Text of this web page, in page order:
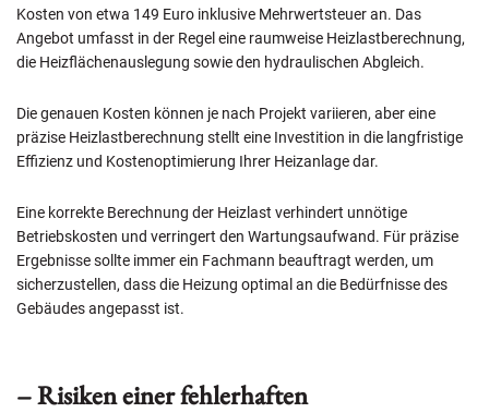
Kosten von etwa 149 Euro inklusive Mehrwertsteuer an. Das
Angebot umfasst in der Regel eine raumweise Heizlastberechnung,
die Heizflächenauslegung sowie den hydraulischen Abgleich.
Die genauen Kosten können je nach Projekt variieren, aber eine
präzise Heizlastberechnung stellt eine Investition in die langfristige
Effizienz und Kostenoptimierung Ihrer Heizanlage dar.
Eine korrekte Berechnung der Heizlast verhindert unnötige
Betriebskosten und verringert den Wartungsaufwand. Für präzise
Ergebnisse sollte immer ein Fachmann beauftragt werden, um
sicherzustellen, dass die Heizung optimal an die Bedürfnisse des
Gebäudes angepasst ist.
– Risiken einer fehlerhaften